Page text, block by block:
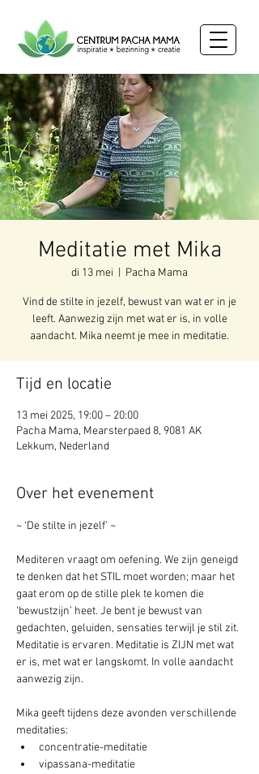
Meditatie met Mika
di 13 mei Pacha Mama
Vind de stilte in jezelf, bewust van wat er in je
leeft. Aanwezig zijn met wat er is, in volle
aandacht. Mika neemt je mee in meditatie.
Tijd en locatie
13 mei 2025, 19:00 – 20:00
Pacha Mama, Mearsterpaed 8, 9081 AK
Lekkum, Nederland
Over het evenement
~ ‘De stilte in jezelf’ ~
Mediteren vraagt om oefening. We zijn geneigd
te denken dat het STIL moet worden; maar het
gaat erom op de stille plek te komen die
‘bewustzijn’ heet. Je bent je bewust van
gedachten, geluiden, sensaties terwijl je stil zit.
Meditatie is ervaren. Meditatie is ZIJN met wat
er is, met wat er langskomt. In volle aandacht
aanwezig zijn.
Mika geeft tijdens deze avonden verschillende
meditaties:
concentratie-meditatie
vipassana-meditatie